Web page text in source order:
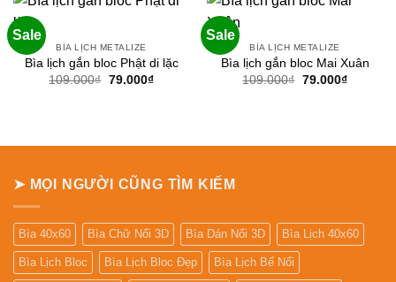
Sale
BÌA LỊCH METALIZE
Bìa lịch gắn bloc Phật di lặc
109.000₫ Giá
79.000₫Giá
Sale
BÌA LỊCH METALIZE
Bìa lịch gắn bloc Mai Xuân
109.000₫ Giá
79.000₫Giá
➤ MỌI NGƯỜI CŨNG TÌM KIẾM
Bìa 40x60 Bìa Chữ Nổi 3D Bìa Dán Nổi 3D Bìa Lịch 40x60
Bìa Lịch Bloc Bìa Lịch Bloc Đẹp Bìa Lịch Bế Nổi